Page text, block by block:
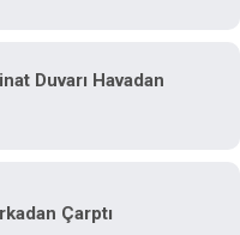
Duvarı Havadan
Çarptı